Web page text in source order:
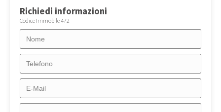
Richiedi informazioni
Codice Immobile 472